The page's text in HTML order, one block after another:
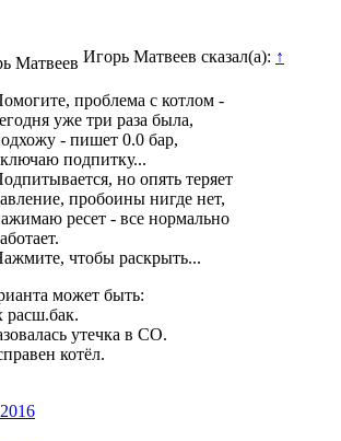
Игорь Матвеев сказал(а): ↑
проблема с котлом -
уже три раза была,
- пишет 0.0 бар,
подпитку...
но опять теряет
пробоины нигде нет,
ресет - все нормально
чтобы раскрыть...
может быть:
расш.бак.
утечка в СО.
котёл.